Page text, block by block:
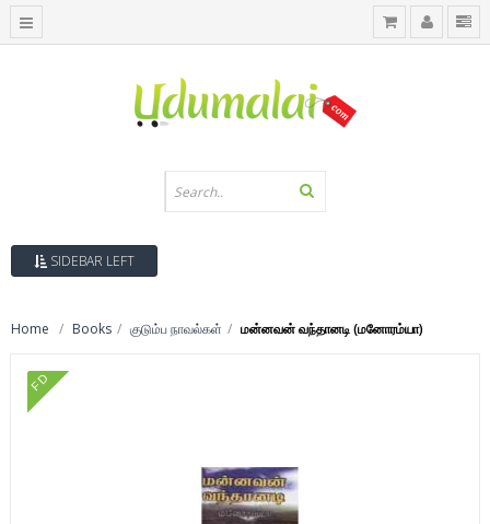
SIDEBAR LEFT
Home Books குடும்ப நாவல்கள் மன்னவன் வந்தானடி (மனோரம்யா)
FD